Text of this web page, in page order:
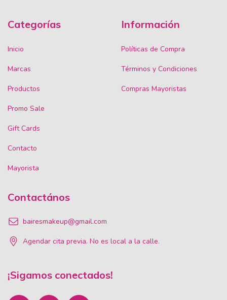
Categorías
Inicio
Marcas
Productos
Promo Sale
Gift Cards
Contacto
Mayorista
Información
Políticas de Compra
Términos y Condiciones
Compras Mayoristas
Contactános
bairesmakeup@gmail.com
Agendar cita previa. No es local a la calle.
¡Sigamos conectados!